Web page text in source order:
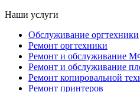
Наши услуги
Обслуживание оргтехники
Ремонт оргтехники
Ремонт и обслуживание
Ремонт и обслуживание
Ремонт копировальной
Ремонт принтеров